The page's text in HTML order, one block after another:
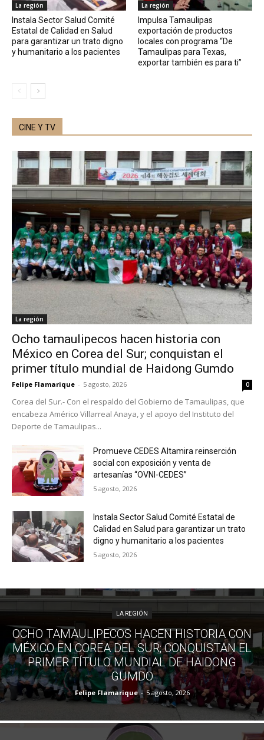
La región
Instala Sector Salud Comité
Estatal de Calidad en Salud
para garantizar un trato digno
y humanitario a los pacientes
La región
Impulsa Tamaulipas
exportación de productos
locales con programa “De
Tamaulipas para Texas,
exportar también es para ti”
CINE Y TV
La región
Ocho tamaulipecos hacen historia con
México en Corea del Sur; conquistan el
primer título mundial de Haidong Gumdo
Felipe Flamarique - 5 agosto, 2026 0
Corea del Sur.- Con el respaldo del Gobierno de Tamaulipas, que
encabeza Américo Villarreal Anaya, y el apoyo del Instituto del
Deporte de Tamaulipas...
Promueve CEDES Altamira reinserción
social con exposición y venta de
artesanías “OVNI-CEDES”
5 agosto, 2026
Instala Sector Salud Comité Estatal de
Calidad en Salud para garantizar un trato
digno y humanitario a los pacientes
5 agosto, 2026
LA REGIÓN
OCHO TAMAULIPECOS HACEN HISTORIA CON
MÉXICO EN COREA DEL SUR; CONQUISTAN EL
PRIMER TÍTULO MUNDIAL DE HAIDONG
GUMDO
Felipe Flamarique - 5 agosto, 2026